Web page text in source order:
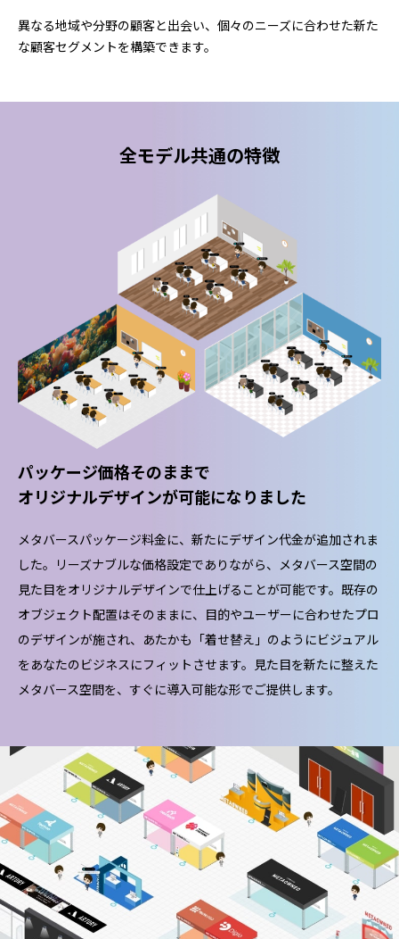
異なる地域や分野の顧客と出会い、個々のニーズに合わせた新た
な顧客セグメントを構築できます。
全モデル共通の特徴
パッケージ価格そのままで
オリジナルデザインが可能になりました
メタバースパッケージ料金に、新たにデザイン代金が追加されま
した。リーズナブルな価格設定でありながら、メタバース空間の
見た目をオリジナルデザインで仕上げることが可能です。既存の
オブジェクト配置はそのままに、目的やユーザーに合わせたプロ
のデザインが施され、あたかも「着せ替え」のようにビジュアル
をあなたのビジネスにフィットさせます。見た目を新たに整えた
メタバース空間を、すぐに導入可能な形でご提供します。